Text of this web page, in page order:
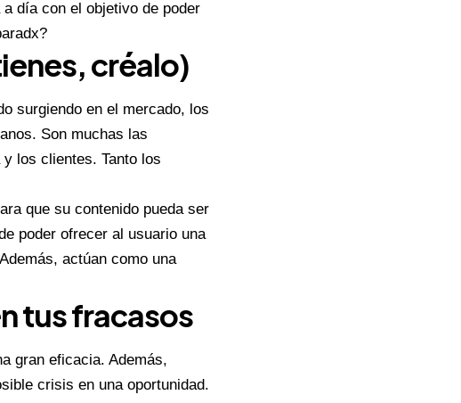
día con el objetivo de poder
créalo)
surgiendo en el mercado, los
Son muchas las
los clientes. Tanto los
que su contenido pueda ser
poder ofrecer al usuario una
actúan como una
tus fracasos
gran eficacia. Además,
crisis en una oportunidad.